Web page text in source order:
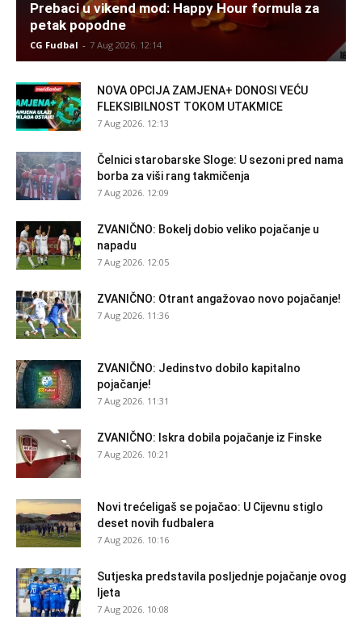
Prebaci u vikend mod: Happy Hour formula za
petak popodne
CG Fudbal - 7 Aug 2026. 12:14
NOVA OPCIJA ZAMJENA+ DONOSI VEĆU
FLEKSIBILNOST TOKOM UTAKMICE
7 Aug 2026. 12:13
Čelnici starobarske Sloge: U sezoni pred nama
borba za viši rang takmičenja
7 Aug 2026. 12:09
ZVANIČNO: Bokelj dobio veliko pojačanje u
napadu
7 Aug 2026. 12:05
ZVANIČNO: Otrant angažovao novo pojačanje!
7 Aug 2026. 11:36
ZVANIČNO: Jedinstvo dobilo kapitalno
pojačanje!
7 Aug 2026. 11:31
ZVANIČNO: Iskra dobila pojačanje iz Finske
7 Aug 2026. 10:21
Novi trećeligaš se pojačao: U Cijevnu stiglo
deset novih fudbalera
7 Aug 2026. 10:16
Sutjeska predstavila posljednje pojačanje ovog
ljeta
7 Aug 2026. 10:08